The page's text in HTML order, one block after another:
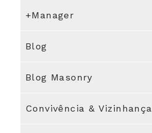
+Manager
Blog
Blog Masonry
Convivência & Vizinhança